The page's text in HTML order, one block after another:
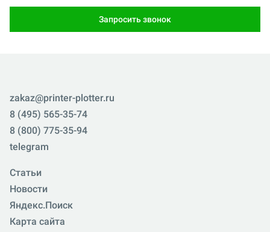
Запросить звонок
zakaz@printer-plotter.ru
8 (495) 565-35-74
8 (800) 775-35-94
telegram
Статьи
Новости
Яндекс.Поиск
Карта сайта